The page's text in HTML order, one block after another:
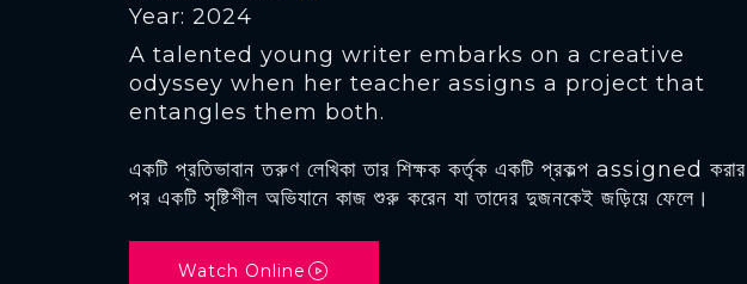
Year: 2024
A talented young writer embarks on a creative
odyssey when her teacher assigns a project that
entangles them both.
একটি প্রতিভাবান তরুণ লেখিকা তার শিক্ষক কর্তৃক একটি প্রকল্প assigned করার
পর একটি সৃষ্টিশীল অভিযানে কাজ শুরু করেন যা তাদের দুজনকেই জড়িয়ে ফেলে।
Watch Online